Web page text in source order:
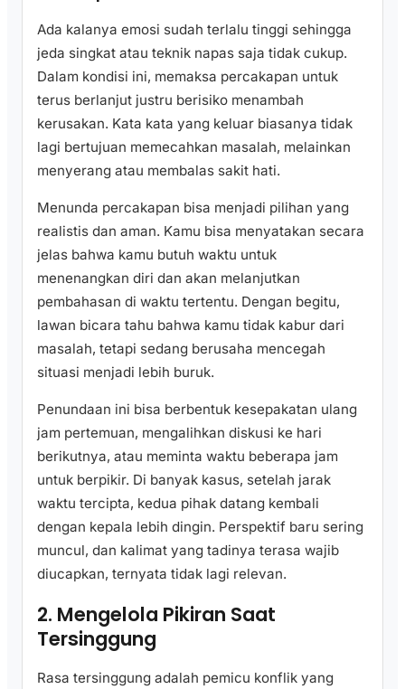
Ada kalanya emosi sudah terlalu tinggi sehingga
jeda singkat atau teknik napas saja tidak cukup.
Dalam kondisi ini, memaksa percakapan untuk
terus berlanjut justru berisiko menambah
kerusakan. Kata kata yang keluar biasanya tidak
lagi bertujuan memecahkan masalah, melainkan
menyerang atau membalas sakit hati.
Menunda percakapan bisa menjadi pilihan yang
realistis dan aman. Kamu bisa menyatakan secara
jelas bahwa kamu butuh waktu untuk
menenangkan diri dan akan melanjutkan
pembahasan di waktu tertentu. Dengan begitu,
lawan bicara tahu bahwa kamu tidak kabur dari
masalah, tetapi sedang berusaha mencegah
situasi menjadi lebih buruk.
Penundaan ini bisa berbentuk kesepakatan ulang
jam pertemuan, mengalihkan diskusi ke hari
berikutnya, atau meminta waktu beberapa jam
untuk berpikir. Di banyak kasus, setelah jarak
waktu tercipta, kedua pihak datang kembali
dengan kepala lebih dingin. Perspektif baru sering
muncul, dan kalimat yang tadinya terasa wajib
diucapkan, ternyata tidak lagi relevan.
2. Mengelola Pikiran Saat
Tersinggung
Rasa tersinggung adalah pemicu konflik yang